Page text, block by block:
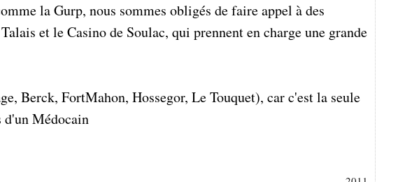
la Gurp, nous sommes obligés de faire appel à des
et le Casino de Soulac, qui prennent en charge une grande
Berck, FortMahon, Hossegor, Le Touquet), car c'est la seule
d'un Médocain